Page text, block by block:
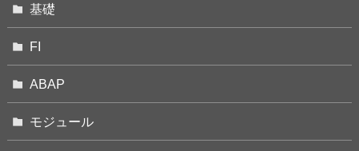
基礎
FI
ABAP
モジュール